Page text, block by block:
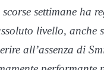
settimane ha
livello, anche
all’assenza di